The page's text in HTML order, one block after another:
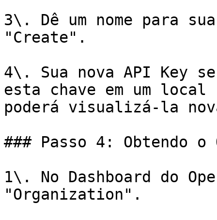
3\. Dê um nome para
"Create".
4\. Sua nova API Key
esta chave em um
poderá visualizá-la
### Passo 4: Obtendo
1\. No Dashboard do
"Organization".